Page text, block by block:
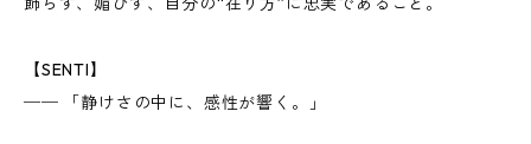
【SENTI】
── 「静けさの中に、感性が響く。」